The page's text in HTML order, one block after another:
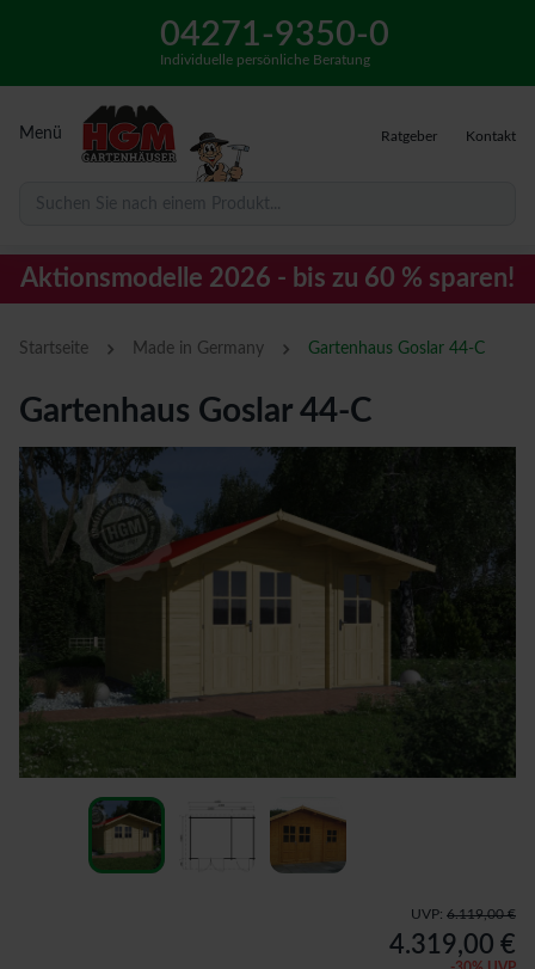
04271-9350-0
Individuelle persönliche Beratung
Menü Ratgeber Kontakt
Suchen Sie nach einem Produkt...
Aktionsmodelle 2026 - bis zu 60 % sparen!
Startseite › Made in Germany › Gartenhaus Goslar 44-C
Gartenhaus Goslar 44-C
UVP: 6.119,00 €
4.319,00 €